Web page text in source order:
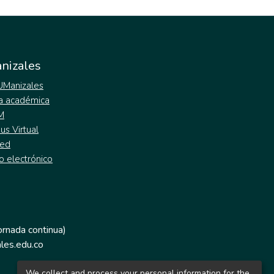
académica
Virtual
electrónico
continua)